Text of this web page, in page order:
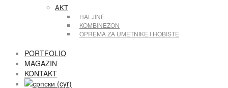
AKT
HALJINE
KOMBINEZON
OPREMA ZA UMETNIKE I HOBISTE
PORTFOLIO
MAGAZIN
KONTAKT